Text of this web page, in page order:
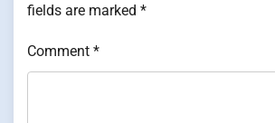
fields are marked *
Comment *